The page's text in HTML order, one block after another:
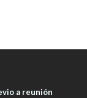
a reunión